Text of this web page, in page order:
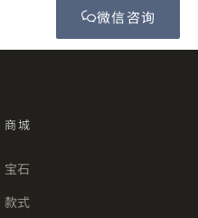
微信咨询
商城
宝石
款式